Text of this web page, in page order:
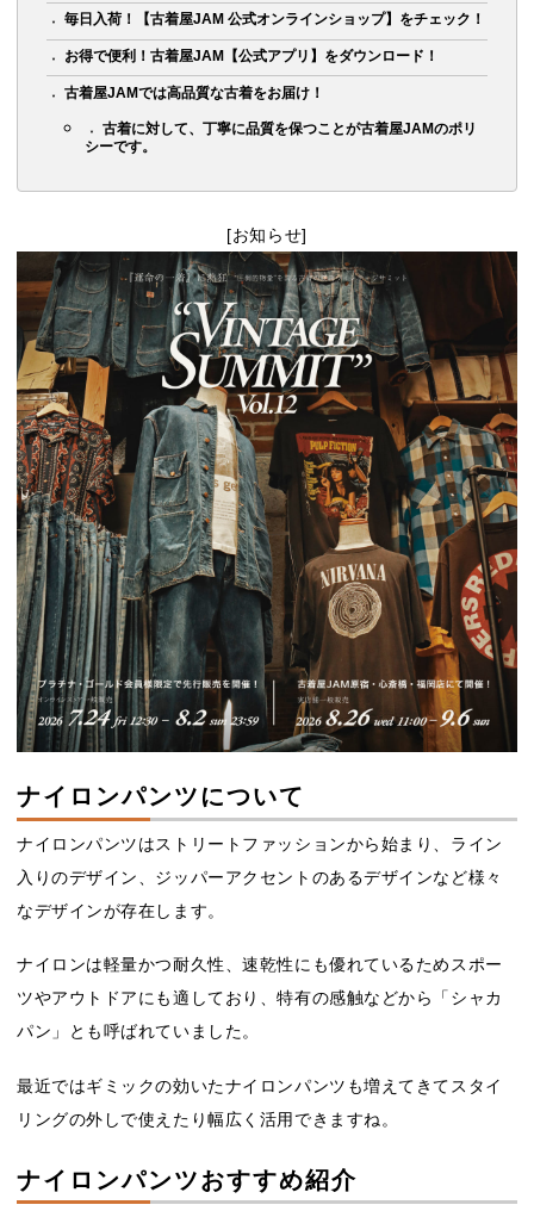
毎日入荷！【古着屋JAM 公式オンラインショップ】をチェック！
お得で便利！古着屋JAM【公式アプリ】をダウンロード！
古着屋JAMでは高品質な古着をお届け！
古着に対して、丁寧に品質を保つことが古着屋JAMのポリ
シーです。
[お知らせ]
ナイロンパンツについて
ナイロンパンツはストリートファッションから始まり、ライン
入りのデザイン、ジッパーアクセントのあるデザインなど様々
なデザインが存在します。
ナイロンは軽量かつ耐久性、速乾性にも優れているためスポー
ツやアウトドアにも適しており、特有の感触などから「シャカ
パン」とも呼ばれていました。
最近ではギミックの効いたナイロンパンツも増えてきてスタイ
リングの外しで使えたり幅広く活用できますね。
ナイロンパンツおすすめ紹介